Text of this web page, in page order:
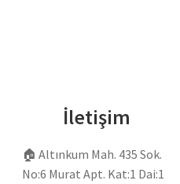
İletişim
🏠 Altınkum Mah. 435 Sok.
No:6 Murat Apt. Kat:1 Dai:1